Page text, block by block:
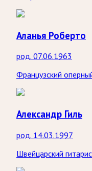
Аланья Роберто
род. 07.06.1963
Французский
Александр Гиль
род. 14.03.1997
Швейцарский